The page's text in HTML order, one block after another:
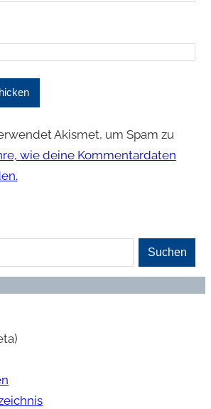
Akismet, um Spam zu
wie deine Kommentardaten
Suchen